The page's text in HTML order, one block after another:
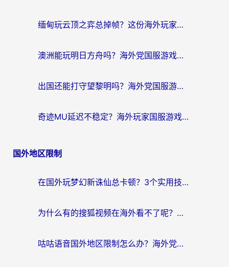
缅甸玩云顶之弈总掉帧？这份海外玩家专属加速器攻略帮你上分
澳洲能玩明日方舟吗？海外党国服游戏畅玩终极指南（附实用加速器选择技巧）
出国还能打守望黎明吗？海外党国服游戏不卡顿的终极解法
奇迹MU延迟不稳定？海外玩家国服游戏加速器终极指南：从卡顿到丝滑的秘密
国外地区限制
在国外玩梦幻新诛仙总卡顿？3个实用技巧解决海外党痛点（附回国加速器选择指南）
为什么有的搜狐视频在海外看不了呢？留学生亲测有效的回国加速攻略
咕咕语音国外地区限制怎么办？海外党必备的回国加速器选择指南（附音悦Tai、搜狐视频解决妙招）